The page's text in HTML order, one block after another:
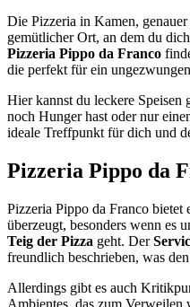
Die Pizzeria in Kamen,
gemütlicher Ort, an dem du
Pizzeria Pippo da Franco
die perfekt für ein
Hier kannst du leckere Speisen
noch Hunger hast oder nur
ideale Treffpunkt für dich und
Pizzeria Pippo da
Pizzeria Pippo da Franco bietet
überzeugt, besonders wenn es
Teig der Pizza geht. Der
freundlich beschrieben, was
Allerdings gibt es auch